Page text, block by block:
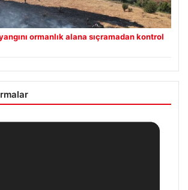
ormanlık alana sıçramadan kontrol